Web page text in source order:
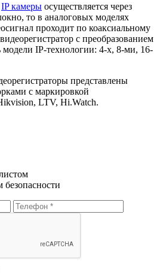
IP камеры осуществляется через
то в аналоговых моделях
проходит по коаксиальному
с преобразованием
модели IP-технологии: 4-х, 8-ми, 16-
представлены
с маркировкой
LTV, Hi.Watch.